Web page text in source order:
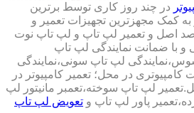
در چند روز کاری توسط برترین
کمک مجهزترین تجهیزات تعمیر و
قطعات 100 درصد اصل و تعمیر لپ تاپ و لپ تاپ نوت
با ضمانت نمایندگی لپ تاپ
لپ تاپ سونی،نمایندگی
در محل؛ تعمیر کامپیوتر در
لپ تاپ سوخته،تعمبر مانیتور لپ
پاور لپ تاپ و تعویض لپ تاپ